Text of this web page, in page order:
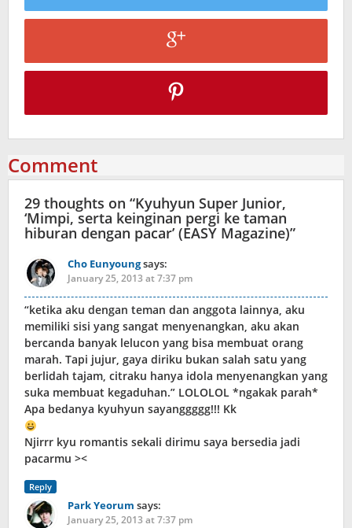
Comment
29 thoughts on “Kyuhyun Super Junior,
‘Mimpi, serta keinginan pergi ke taman
hiburan dengan pacar’ (EASY Magazine)”
Cho Eunyoungsays:
January 25, 2013 at 7:37 pm
“ketika aku dengan teman dan anggota lainnya, aku
memiliki sisi yang sangat menyenangkan, aku akan
bercanda banyak lelucon yang bisa membuat orang
marah. Tapi jujur, gaya diriku bukan salah satu yang
berlidah tajam, citraku hanya idola menyenangkan yang
suka membuat kegaduhan.” LOLOLOL *ngakak parah*
Apa bedanya kyuhyun sayanggggg!!! Kk
Njirrr kyu romantis sekali dirimu saya bersedia jadi
pacarmu ><
Reply
Park Yeorum says:
January 25, 2013 at 7:37 pm